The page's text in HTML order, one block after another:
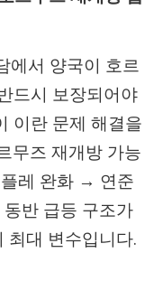
에서 양국이 호르
드시 보장되어야
이란 문제 해결을
무즈 재개방 가능
레 완화 → 연준
반 급등 구조가
최대 변수입니다.